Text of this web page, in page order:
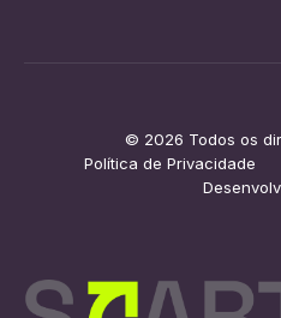
© 2026 Todos os
Política de Privacidade